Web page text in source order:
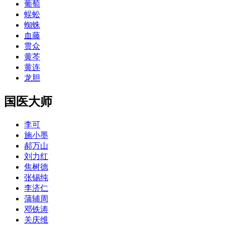
葡萄
蜈蚣
蜘蛛
血藤
贯众
黄芩
黄连
龙胆
国医大师
李可
施小墨
郝万山
刘力红
焦树德
张锡纯
李济仁
蒲辅周
邓铁涛
关庆维